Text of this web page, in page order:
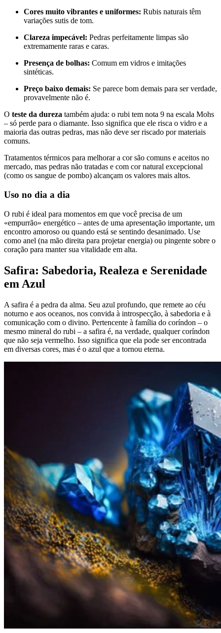
Cores muito vibrantes e uniformes: Rubis naturais têm
variações sutis de tom.
Clareza impecável: Pedras perfeitamente limpas são
extremamente raras e caras.
Presença de bolhas: Comum em vidros e imitações
sintéticas.
Preço baixo demais: Se parece bom demais para ser verdade,
provavelmente não é.
O teste da dureza também ajuda: o rubi tem nota 9 na escala Mohs
– só perde para o diamante. Isso significa que ele risca o vidro e a
maioria das outras pedras, mas não deve ser riscado por materiais
comuns.
Tratamentos térmicos para melhorar a cor são comuns e aceitos no
mercado, mas pedras não tratadas e com cor natural excepcional
(como os sangue de pombo) alcançam os valores mais altos.
Uso no dia a dia
O rubi é ideal para momentos em que você precisa de um
«empurrão» energético – antes de uma apresentação importante, um
encontro amoroso ou quando está se sentindo desanimado. Use
como anel (na mão direita para projetar energia) ou pingente sobre o
coração para manter sua vitalidade em alta.
Safira: Sabedoria, Realeza e Serenidade
em Azul
A safira é a pedra da alma. Seu azul profundo, que remete ao céu
noturno e aos oceanos, nos convida à introspecção, à sabedoria e à
comunicação com o divino. Pertencente à família do coríndon – o
mesmo mineral do rubi – a safira é, na verdade, qualquer coríndon
que não seja vermelho. Isso significa que ela pode ser encontrada
em diversas cores, mas é o azul que a tornou eterna.